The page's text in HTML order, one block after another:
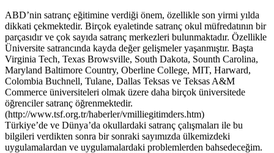
ABD’nin satranç eğitimine verdiği önem, özellikle son yirmi yılda
dikkati çekmektedir. Birçok eyaletinde satranç okul müfredatının bir
parçasıdır ve çok sayıda satranç merkezleri bulunmaktadır. Özellikle
Üniversite satrancında kayda değer gelişmeler yaşanmıştır. Başta
Virginia Tech, Texas Browsville, South Dakota, Sounth Carolina,
Maryland Baltimore Country, Oberline College, MIT, Harward,
Colombia Buchnell, Tulane, Dallas Teksas ve Teksas A&M
Commerce üniversiteleri olmak üzere daha birçok üniversitede
öğrenciler satranç öğrenmektedir.
(http://www.tsf.org.tr/haberler/vmilliegitimders.htm)
Türkiye’de ve Dünya’da okullardaki satranç çalışmaları ile bu
bilgileri verdikten sonra bir sonraki sayımızda ülkemizdeki
uygulamalardan ve uygulamalardaki problemlerden bahsedeceğim.